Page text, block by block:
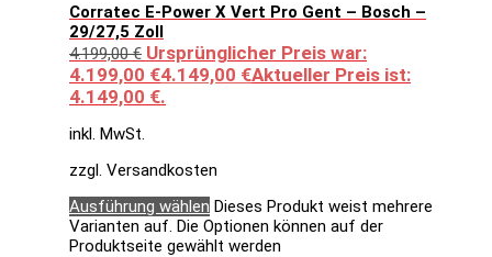
Corratec E-Power X Vert Pro Gent – Bosch –
29/27,5 Zoll
4.199,00€ Ursprünglicher Preis war:
4.199,00 €4.149,00 €Aktueller Preis ist:
4.149,00 €.
inkl. MwSt.
zzgl. Versandkosten
Ausführung wählen Dieses Produkt weist mehrere
Varianten auf. Die Optionen können auf der
Produktseite gewählt werden